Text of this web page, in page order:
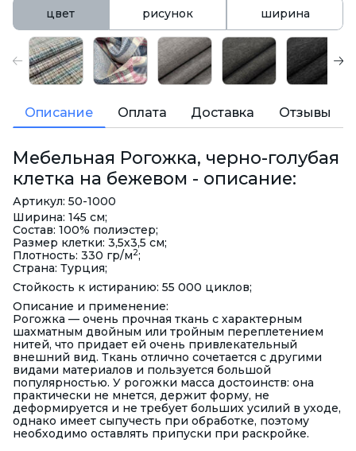
цвет рисунок ширина
Описание Оплата Доставка Отзывы
Мебельная Рогожка, черно-голубая
клетка на бежевом - описание:
Артикул: 50-1000
Ширина: 145 см;
Состав: 100% полиэстер;
Размер клетки: 3,5х3,5 см;
Плотность: 330 гр/м2;
Страна: Турция;
Стойкость к истиранию: 55 000 циклов;
Описание и применение:
Рогожка — очень прочная ткань с характерным
шахматным двойным или тройным переплетением
нитей, что придает ей очень привлекательный
внешний вид. Ткань отлично сочетается с другими
видами материалов и пользуется большой
популярностью. У рогожки масса достоинств: она
практически не мнется, держит форму, не
деформируется и не требует больших усилий в уходе,
однако имеет сыпучесть при обработке, поэтому
необходимо оставлять припуски при раскройке.